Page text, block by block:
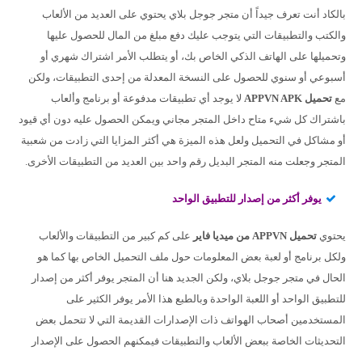
بالكاد أنت تعرف جيداً أن متجر جوجل بلاي يحتوي على العديد من الألعاب
والكتب والتطبيقات التي يتوجب عليك دفع مبلغ من المال للحصول عليها
وتحميلها على الهاتف الذكي الخاص بك، أو يتطلب الأمر اشتراك شهري أو
أسبوعي أو سنوي للحصول على النسخة المعدلة من إحدى التطبيقات، ولكن
مع تحميل APPVN APK
لا يوجد أي تطبيقات مدفوعة أو برنامج وألعاب
باشتراك كل شيء متاح داخل المتجر مجاني ويمكن الحصول عليه دون أي قيود
أو مشاكل في التحميل ولعل هذه الميزة هي أكثر المزايا التي زادت من شعبية
المتجر وجعلت منه المتجر البديل رقم واحد بين العديد من التطبيقات الأخرى.
يوفر أكثر من إصدار للتطبيق الواحد
يحتوي تحميل APPVN من ميديا فاير
على كم كبير من التطبيقات والألعاب
ولكل برنامج أو لعبة بعض المعلومات حول ملف التحميل الخاص بها كما هو
الحال في متجر جوجل بلاي، ولكن الجديد هنا أن المتجر يوفر أكثر من إصدار
للتطبيق الواحد أو اللعبة الواحدة وبالطبع هذا الأمر يوفر الكثير على
المستخدمين أصحاب الهواتف ذات الإصدارات القديمة التي لا تتحمل بعض
التحديثات الخاصة ببعض الألعاب والتطبيقات فيمكنهم الحصول على الإصدار